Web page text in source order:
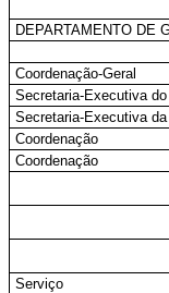
DEPARTAMENTO DE
Coordenação-Geral
Secretaria-Executiva
Secretaria-Executiva
Coordenação
Coordenação
Serviço